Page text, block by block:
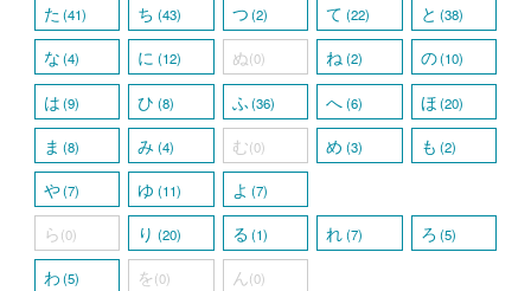
た(41) ち (43) つ (2) て (22) と (38)
な(4) に (12) ぬ(0) ね(2) の(10)
は(9) ひ (8) ふ (36) へ(6) ほ (20)
ま (8) み(4) む(0) め (3) も (2)
や(7) ゆ (11) よ (7)
ら(0) り (20) る (1) れ(7) ろ (5)
わ(5) を(0) ん(0)